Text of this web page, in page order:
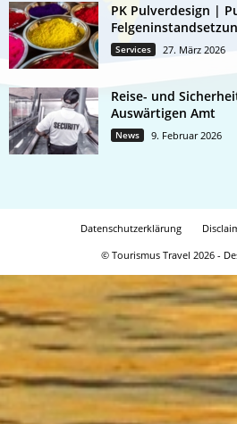
PK Pulverdesign |
Services 27. März 2026
Reise- und
Auswärtigen Amt
News 9. Februar 2026
Datenschutzerklärung
© Tourismus Travel 2026 -